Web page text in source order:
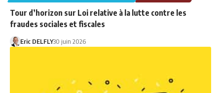
Tour d’horizon sur Loi relative à la lutte contre les
fraudes sociales et fiscales
Eric DELFLY30 juin 2026